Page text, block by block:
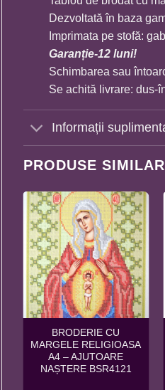
Dezvoltată în baza
Imprimata pe stofă:
Garanție-12 luni!
Schimbarea sau
Se achită livrare: dus-
Informații
PRODUSE
BRODERIE CU
MARGELE RELIGIOASA
A4 – AJUTOARE
NAȘTERE BSR4121